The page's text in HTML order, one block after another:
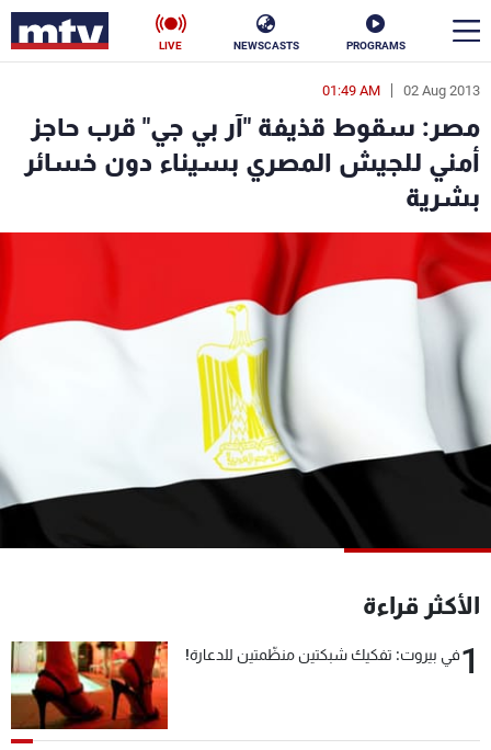
PROGRAMS
NEWSCASTS
LIVE
02 Aug 2013
01:49 AM
مصر: سقوط قذيفة "آر بي جي" قرب حاجز
أمني للجيش المصري بسيناء دون خسائر
بشرية
الأكثر قراءة
1في بيروت: تفكيك شبكتين منظّمتين للدعارة!
en
الأخبار
سياسة
إقتصاد
منوعات رياضة
كأس العالم
البرامج
الترددات
عن MTV
لاعلاناتكم
شروط الإسـتخدام
سياسة الخصوصية